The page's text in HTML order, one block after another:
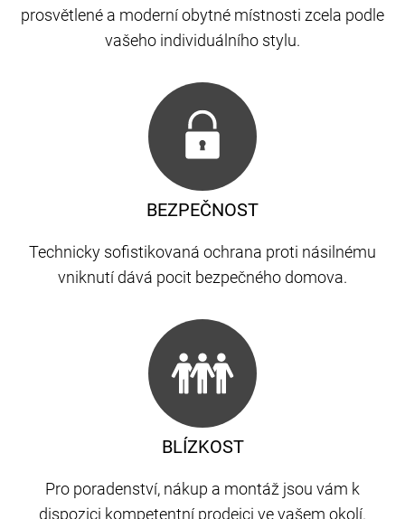
prosvětlené a moderní obytné místnosti zcela podle
vašeho individuálního stylu.
BLÍZKOST
Pro poradenství, nákup a montáž jsou vám k
dispozici kompetentní prodejci ve vašem okolí.
BEZPEČNOST
Technicky sofistikovaná ochrana proti násilnému
vniknutí dává pocit bezpečného domova.